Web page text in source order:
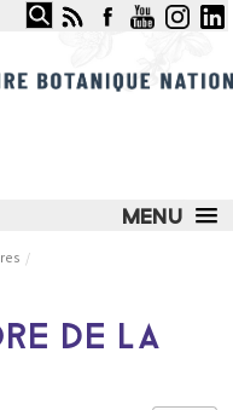
Rechercher
/
DE LA